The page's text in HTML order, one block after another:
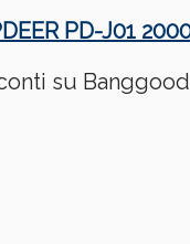
PD-J01
su